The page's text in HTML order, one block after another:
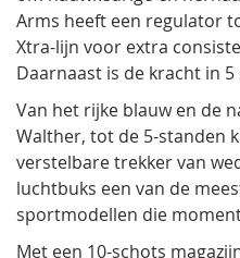
Arms heeft een regulator
Xtra-lijn voor extra
Daarnaast is de kracht in
Van het rijke blauw en de
Walther, tot de 5-standen
verstelbare trekker van
luchtbuks een van de
sportmodellen die
Met een 10-schots